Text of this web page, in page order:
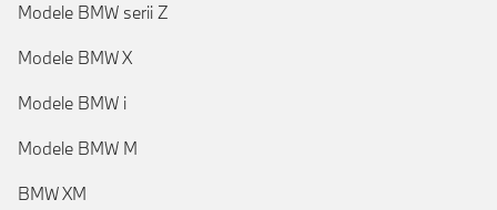
Modele BMW serii Z
Modele BMW X
Modele BMW i
Modele BMW M
BMW XM